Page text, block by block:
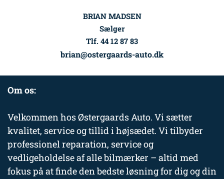
BRIAN MADSEN
Sælger
Tlf. 44 12 87 83
brian@ostergaards-auto.dk
Om os:
Velkommen hos Østergaards Auto. Vi sætter
kvalitet, service og tillid i højsædet. Vi tilbyder
professionel reparation, service og
vedligeholdelse af alle bilmærker – altid med
fokus på at finde den bedste løsning for dig og din